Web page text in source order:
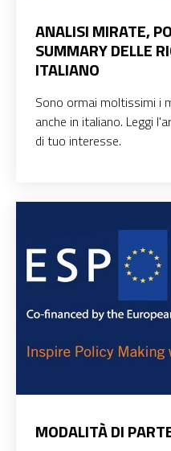
ANALISI MIRATE,
SUMMARY DELLE
ITALIANO
Sono ormai moltissimi i
anche in italiano. Leggi
di tuo interesse.
MODALITÀ DI